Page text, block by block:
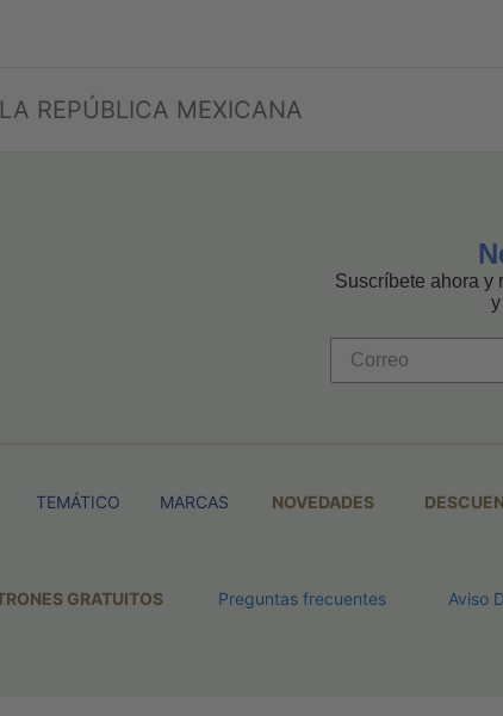
REPÚBLICA MEXICANA
Suscríbete ahora y
TEMÁTICO MARCAS NOVEDADES
GRATUITOS Preguntas frecuentes Aviso